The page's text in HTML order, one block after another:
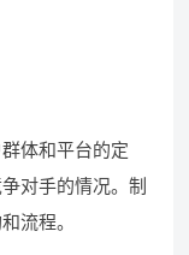
体和平台的定
对手的情况。制
流程。